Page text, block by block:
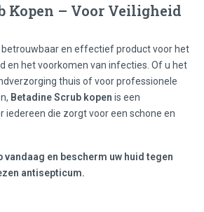
Kopen – Voor Veiligheid
betrouwbaar en effectief product voor het
en het voorkomen van infecties. Of u het
thuis of voor professionele
Betadine Scrub kopen is een
iedereen die zorgt voor een schone en
vandaag en bescherm uw huid tegen
antisepticum.